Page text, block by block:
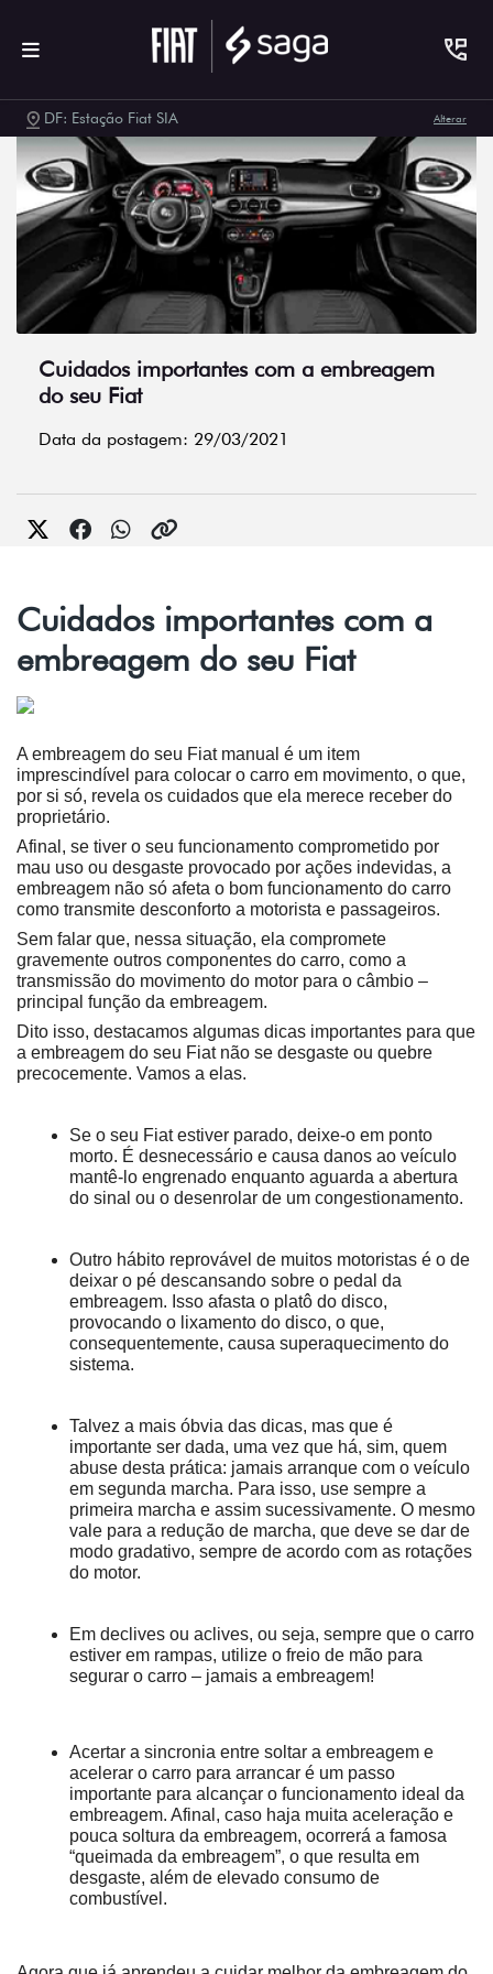
DF: Estação Fiat SIA Alterar
Cuidados importantes com a embreagem
do seu Fiat
Data da postagem: 29/03/2021
Cuidados importantes com a
embreagem do seu Fiat
A embreagem do seu Fiat manual é um item
imprescindível para colocar o carro em movimento, o que,
por si só, revela os cuidados que ela merece receber do
proprietário.
Afinal, se tiver o seu funcionamento comprometido por
mau uso ou desgaste provocado por ações indevidas, a
embreagem não só afeta o bom funcionamento do carro
como transmite desconforto a motorista e passageiros.
Sem falar que, nessa situação, ela compromete
gravemente outros componentes do carro, como a
transmissão do movimento do motor para o câmbio –
principal função da embreagem.
Dito isso, destacamos algumas dicas importantes para que
a embreagem do seu Fiat não se desgaste ou quebre
precocemente. Vamos a elas.
Se o seu Fiat estiver parado, deixe-o em ponto
morto. É desnecessário e causa danos ao veículo
mantê-lo engrenado enquanto aguarda a abertura
do sinal ou o desenrolar de um congestionamento.
Outro hábito reprovável de muitos motoristas é o de
deixar o pé descansando sobre o pedal da
embreagem. Isso afasta o platô do disco,
provocando o lixamento do disco, o que,
consequentemente, causa superaquecimento do
sistema.
Talvez a mais óbvia das dicas, mas que é
importante ser dada, uma vez que há, sim, quem
abuse desta prática: jamais arranque com o veículo
em segunda marcha. Para isso, use sempre a
primeira marcha e assim sucessivamente. O mesmo
vale para a redução de marcha, que deve se dar de
modo gradativo, sempre de acordo com as rotações
do motor.
Em declives ou aclives, ou seja, sempre que o carro
estiver em rampas, utilize o freio de mão para
segurar o carro – jamais a embreagem!
Acertar a sincronia entre soltar a embreagem e
acelerar o carro para arrancar é um passo
importante para alcançar o funcionamento ideal da
embreagem. Afinal, caso haja muita aceleração e
pouca soltura da embreagem, ocorrerá a famosa
“queimada da embreagem”, o que resulta em
desgaste, além de elevado consumo de
combustível.